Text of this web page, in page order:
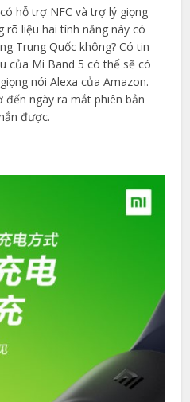
hỗ trợ NFC và trợ lý giọng
rõ liệu hai tính năng này có
Trung Quốc không? Có tin
của Mi Band 5 có thể sẽ có
nói Alexa của Amazon.
đến ngày ra mắt phiên bản
được.